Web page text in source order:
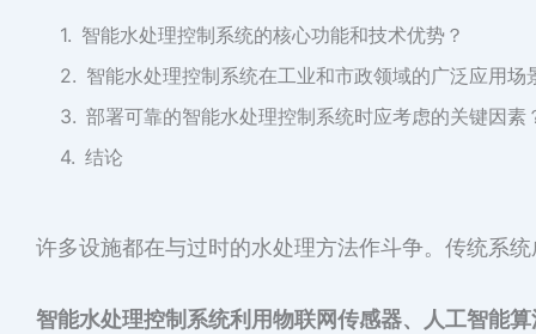
智能水处理控制系统的核心功能和技术优势？
智能水处理控制系统在工业和市政领域的广泛应用场
部署可靠的智能水处理控制系统时应考虑的关键因素
结论
许多设施都在与过时的水处理方法作斗争。传统系
智能水处理控制系统利用物联网传感器、人工智能